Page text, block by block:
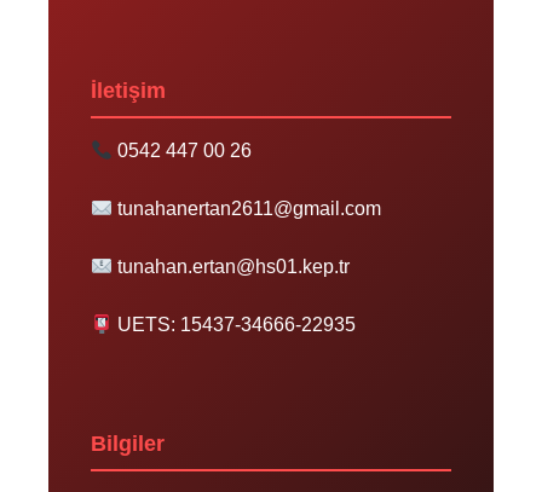
İletişim
0542 447 00 26
tunahanertan2611@gmail.com
tunahan.ertan@hs01.kep.tr
UETS: 15437-34666-22935
Bilgiler